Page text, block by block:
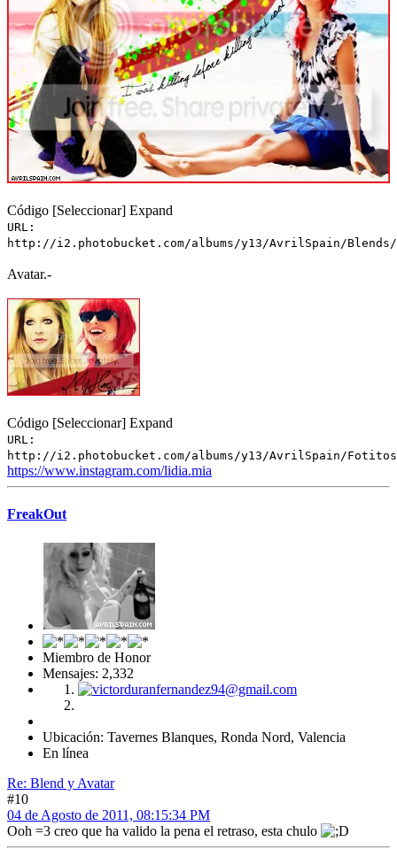
Código [Seleccionar] Expand
URL:
http://i2.photobucket.com/albums/y13/AvrilSpain/Blends/
Avatar.-
Código [Seleccionar] Expand
URL:
http://i2.photobucket.com/albums/y13/AvrilSpain/
https://www.instagram.com/lidia.mia
FreakOut
Miembro de Honor
Mensajes: 2,332
Ubicación: Tavernes Blanques, Ronda Nord, Valencia
En línea
Re: Blend y Avatar
#10
04 de Agosto de 2011, 08:15:34 PM
Ooh =3 creo que ha valido la pena el retraso, esta chulo